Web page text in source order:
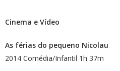
Cinema e Vídeo
As férias do pequeno Nicolau
2014 Comédia/Infantil 1h 37m